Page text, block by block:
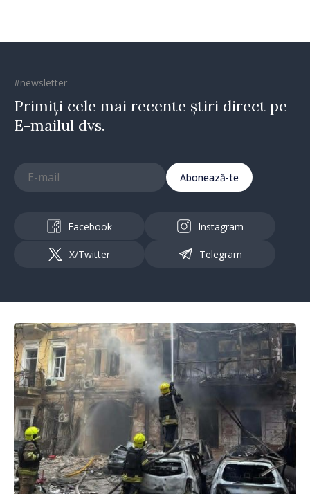
#newsletter
Primiți cele mai recente știri direct pe
E-mailul dvs.
Abonează-te
Facebook Instagram
X/Twitter Telegram